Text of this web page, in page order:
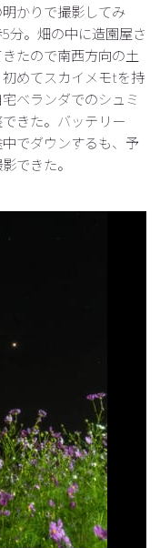
かりで撮影してみ
分。畑の中に造園屋さ
たので南西方向の土
めてスカイメモtを持
ベランダでのシュミ
きた。バッテリー
中でダウンするも、予
できた。